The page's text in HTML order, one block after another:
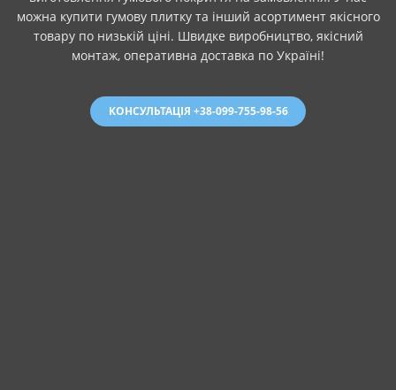
можна купити гумову плитку та інший асортимент якісного
товару по низькій ціні. Швидке виробництво, якісний
монтаж, оперативна доставка по Україні!
КОНСУЛЬТАЦІЯ +38-099-755-98-56